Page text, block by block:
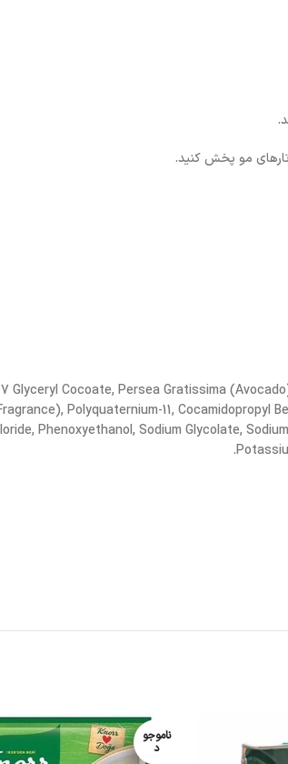
مو پخش کنید.
Glyceryl Cocoate, Persea Gratissima
Polyquaternium-11, Cocamidopropyl
Phenoxyethanol, Sodium Glycolate,
ناموجو
د